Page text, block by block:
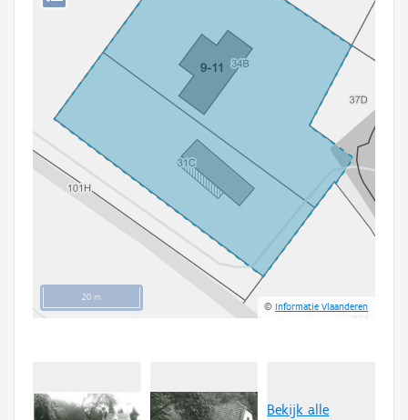
20 m
©Informatie Vlaanderen
Bekijk alle